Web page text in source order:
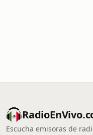
Escucha emisoras de